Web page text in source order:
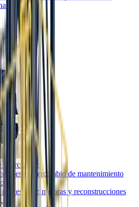
intercambio
e intercambio de mantenimiento
con mejoras y reconstrucciones